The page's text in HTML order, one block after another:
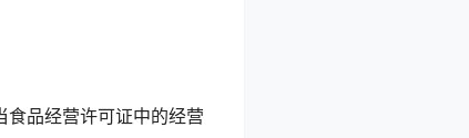
品经营许可证中的经营